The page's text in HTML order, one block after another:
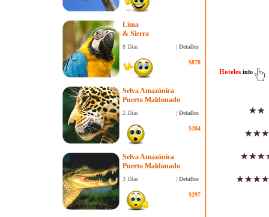
Lima
& Sierra
| Detalles
8 Días
$878
Selva Amazónica
Puerto Maldonado
| Detalles
2 Días
$204
Selva Amazónica
Puerto Maldonado
| Detalles
3 Días
$297
Hoteles info